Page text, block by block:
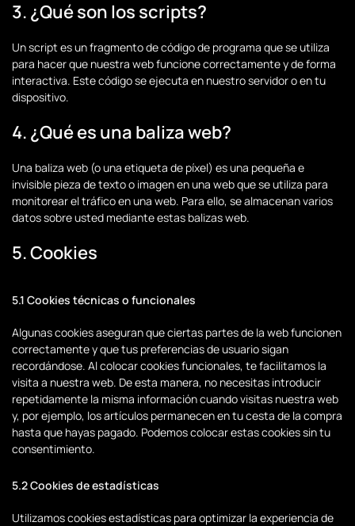
3. ¿Qué son los scripts?
Un script es un fragmento de código de programa que se utiliza
para hacer que nuestra web funcione correctamente y de forma
interactiva. Este código se ejecuta en nuestro servidor o en tu
dispositivo.
4. ¿Qué es una baliza web?
Una baliza web (o una etiqueta de píxel) es una pequeña e
invisible pieza de texto o imagen en una web que se utiliza para
monitorear el tráfico en una web. Para ello, se almacenan varios
datos sobre usted mediante estas balizas web.
5. Cookies
5.1 Cookies técnicas o funcionales
Algunas cookies aseguran que ciertas partes de la web funcionen
correctamente y que tus preferencias de usuario sigan
recordándose. Al colocar cookies funcionales, te facilitamos la
visita a nuestra web. De esta manera, no necesitas introducir
repetidamente la misma información cuando visitas nuestra web
y, por ejemplo, los artículos permanecen en tu cesta de la compra
hasta que hayas pagado. Podemos colocar estas cookies sin tu
consentimiento.
5.2 Cookies de estadísticas
Utilizamos cookies estadísticas para optimizar la experiencia de